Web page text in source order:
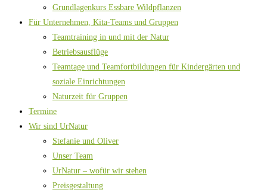
Grundlagenkurs Essbare Wildpflanzen
Für Unternehmen, Kita-Teams und Gruppen
Teamtraining in und mit der Natur
Betriebsausflüge
Teamtage und Teamfortbildungen für Kindergärten und
soziale Einrichtungen
Naturzeit für Gruppen
Termine
Wir sind UrNatur
Stefanie und Oliver
Unser Team
UrNatur – wofür wir stehen
Preisgestaltung